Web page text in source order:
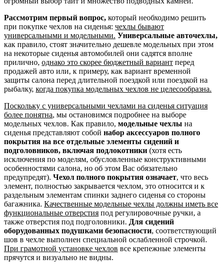
Рассмотрим первый вопрос, который необходимо решить
при покупке чехлов на сиденья: чехлы бывают
универсальными и модельными. Универсальные авточехлы,
как правило, стоят значительно дешевле модельных при этом
на некоторые сиденья автомобилей они садятся вполне
прилично, однако это скорее бюджетный вариант перед
продажей авто или, к примеру, как вариант временной
защиты салона перед длительной поездкой или поездкой на
рыбалку, когда покупка модельных чехлов не целесообразна.
Поскольку с универсальными чехлами на сиденья ситуация
более понятна, мы остановимся подробнее на выборе
модельных чехлов. Как правило, модельные чехлы на
сиденья представляют собой набор аксессуаров полного
покрытия на все отдельные элементы сидений и
подголовников, включая подлокотники (хотя есть
исключения по моделям, обусловленные конструктивными
особенностями салона, но об этом Вас обязательно
предупредят). Чехол полного покрытия означает, что весь
элемент, полностью закрывается чехлом, это относится и к
раздельным элементам спинки заднего сиденья со стороны
багажника. Качественные модельные чехлы должны иметь все
функциональные отверстия под регулировочные ручки, а
также отверстия под подголовники. Для сидений
оборудованных подушками безопасности, соответствующий
шов в чехле выполнен специальной ослабленной строчкой.
При грамотной установке чехлов все крепежные элементы
прячутся и визуально не видны.